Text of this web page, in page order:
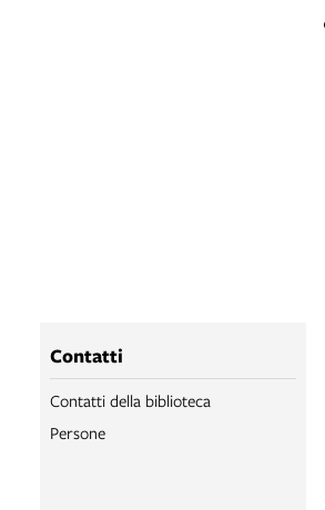
Contatti
Contatti della biblioteca
Persone